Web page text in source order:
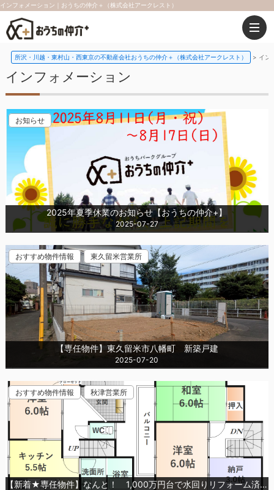
インフォメーション｜おうちの仲介＋（株式会社アークレスト）
所沢・川越・東村山・西東京の不動産会社おうちの仲介＋（株式会社アークレスト） イン
インフォメーション
お知らせ
2025年夏季休業のお知らせ【おうちの仲介+】
2025-07-27
おすすめ物件情報 東久留米営業所
【専任物件】東久留米市八幡町 新築戸建
2025-07-20
おすすめ物件情報 秋津営業所
【新着★専任物件】なんと！ 1,000万円台で水回りリフォーム済中古戸建！ロピア島忠やコンビニ至近～東村山市久米川町１丁目 中古戸建～